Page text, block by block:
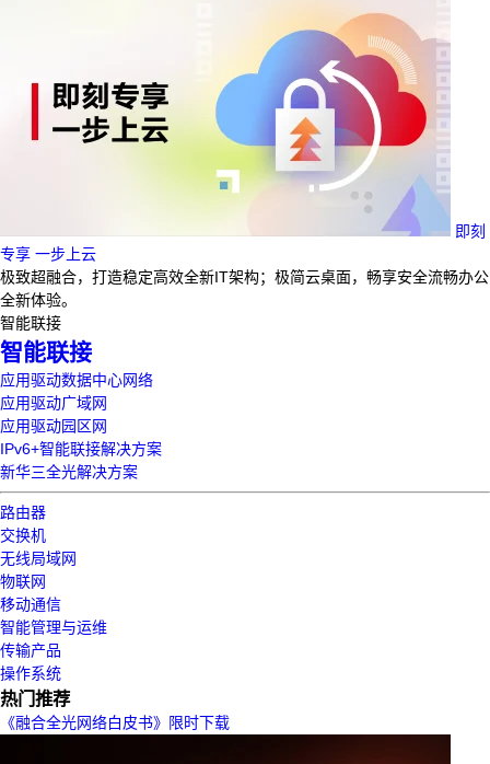
即刻
专享 一步上云
极致超融合，打造稳定高效全新IT架构；极简云桌面，畅享安全流畅办公
全新体验。
智能联接
智能联接
应用驱动数据中心网络
应用驱动广域网
应用驱动园区网
IPv6+智能联接解决方案
新华三全光解决方案
路由器
交换机
无线局域网
物联网
移动通信
智能管理与运维
传输产品
操作系统
热门推荐
《融合全光网络白皮书》限时下载